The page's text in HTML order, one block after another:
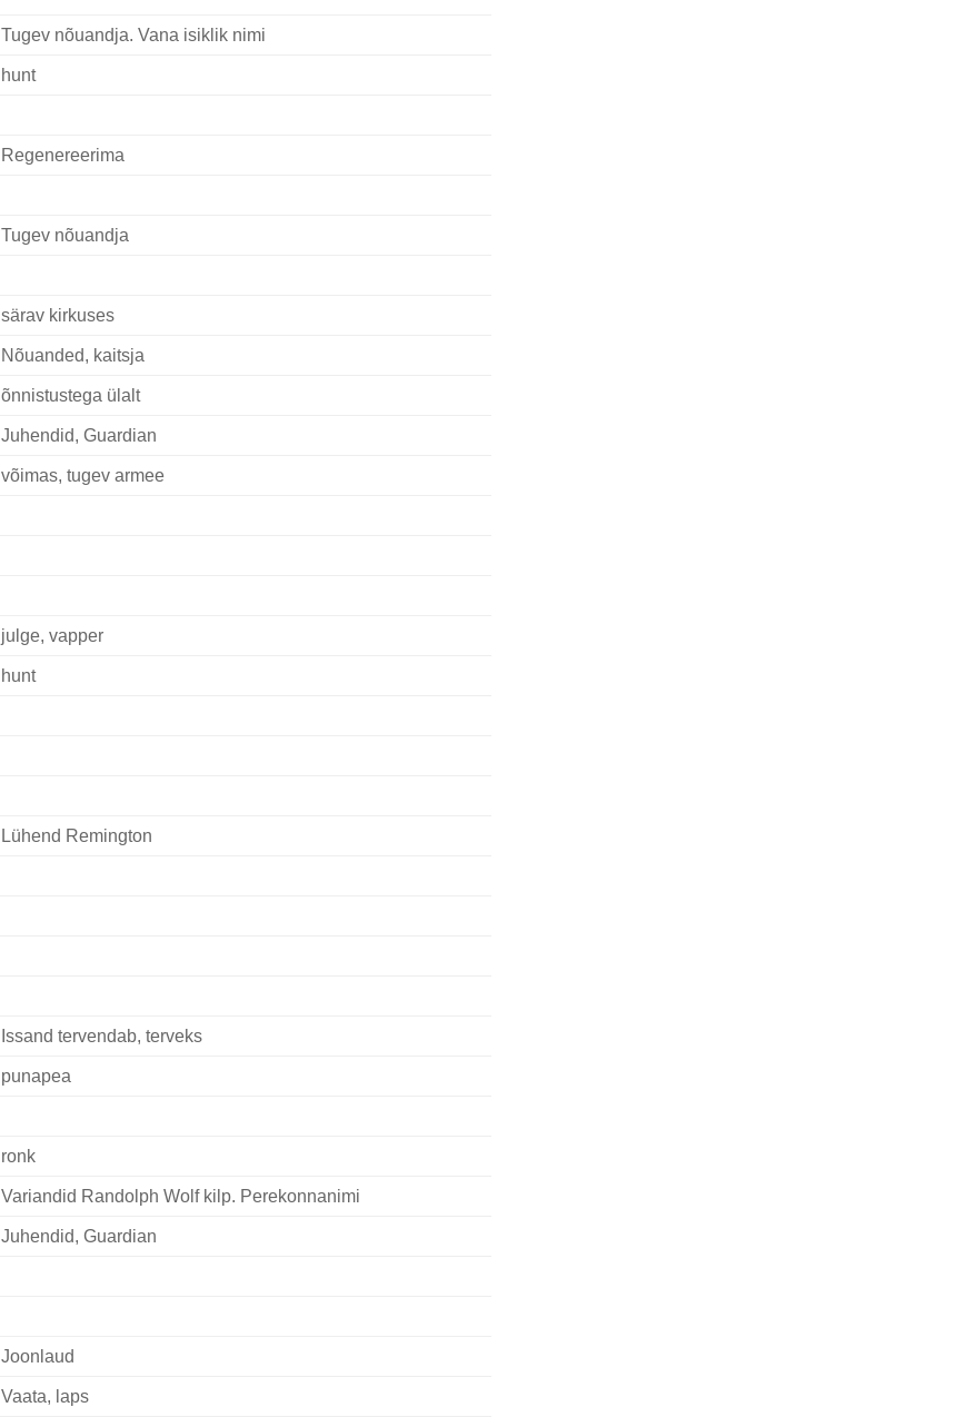
Tugev nõuandja. Vana isiklik nimi
hunt
Regenereerima
Tugev nõuandja
särav kirkuses
Nõuanded, kaitsja
õnnistustega ülalt
Juhendid, Guardian
võimas, tugev armee
julge, vapper
hunt
Lühend Remington
Issand tervendab, terveks
punapea
ronk
Variandid Randolph Wolf kilp. Perekonnanimi
Juhendid, Guardian
Joonlaud
Vaata, laps